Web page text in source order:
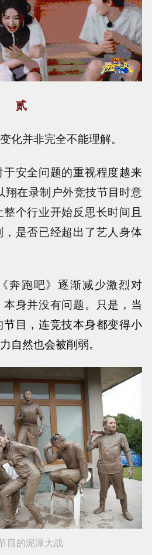
贰
化并非完全不能理解。
安全问题的重视程度越来
在录制户外竞技节目时意
个行业开始反思长时间且
是否已经超出了艺人身体
奔跑吧》逐渐减少激烈对
身并没有问题。 只是，当
目，连竞技本身都变得小
自然也会被削弱。
目的泥潭大战